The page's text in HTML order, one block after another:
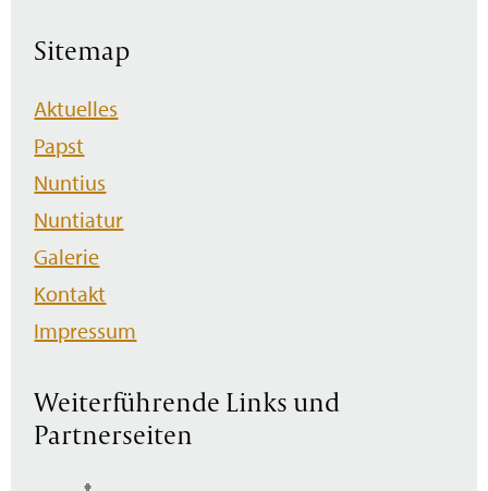
Sitemap
Navigation
überspringen
Aktuelles
Papst
Nuntius
Nuntiatur
Galerie
Kontakt
Impressum
Weiterführende Links und
Partnerseiten